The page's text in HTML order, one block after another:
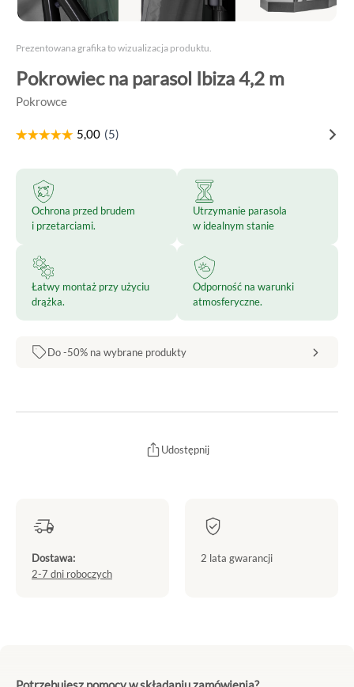
Prezentowana grafika to wizualizacja produktu.
Pokrowiec na parasol Ibiza 4,2 m
Pokrowce
Ochrona przed brudem
i przetarciami.
Utrzymanie parasola
w idealnym stanie
Łatwy montaż przy użyciu
drążka.
Odporność na warunki
atmosferyczne.
Do -50% na wybrane produkty
Udostępnij
Dostawa:
2-7 dni roboczych
2 lata gwarancji